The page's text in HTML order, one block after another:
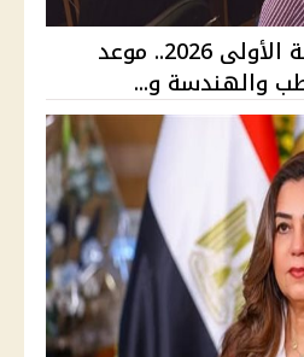
نتيجة تنسيق المرحلة الأولى 2026.. موعد
والهندسة و...